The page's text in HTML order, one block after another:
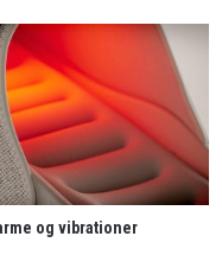
og vibrationer